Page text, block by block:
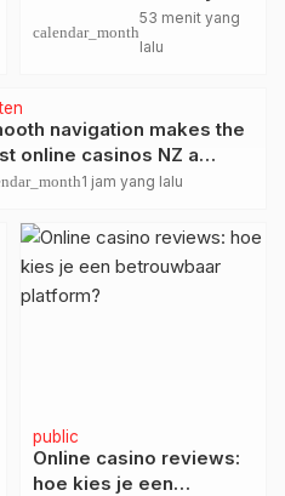
Casinos Australia with
fast withdrawals in
calendar_month
53 menit yang
lalu
navigation makes the
online casinos NZ a
to explore
1 jam yang lalu
public
Online casino reviews:
hoe kies je een